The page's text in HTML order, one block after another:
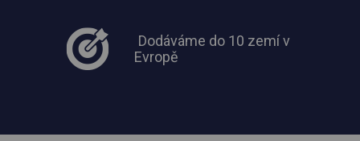
Dodáváme do 10 zemí v
Evropě